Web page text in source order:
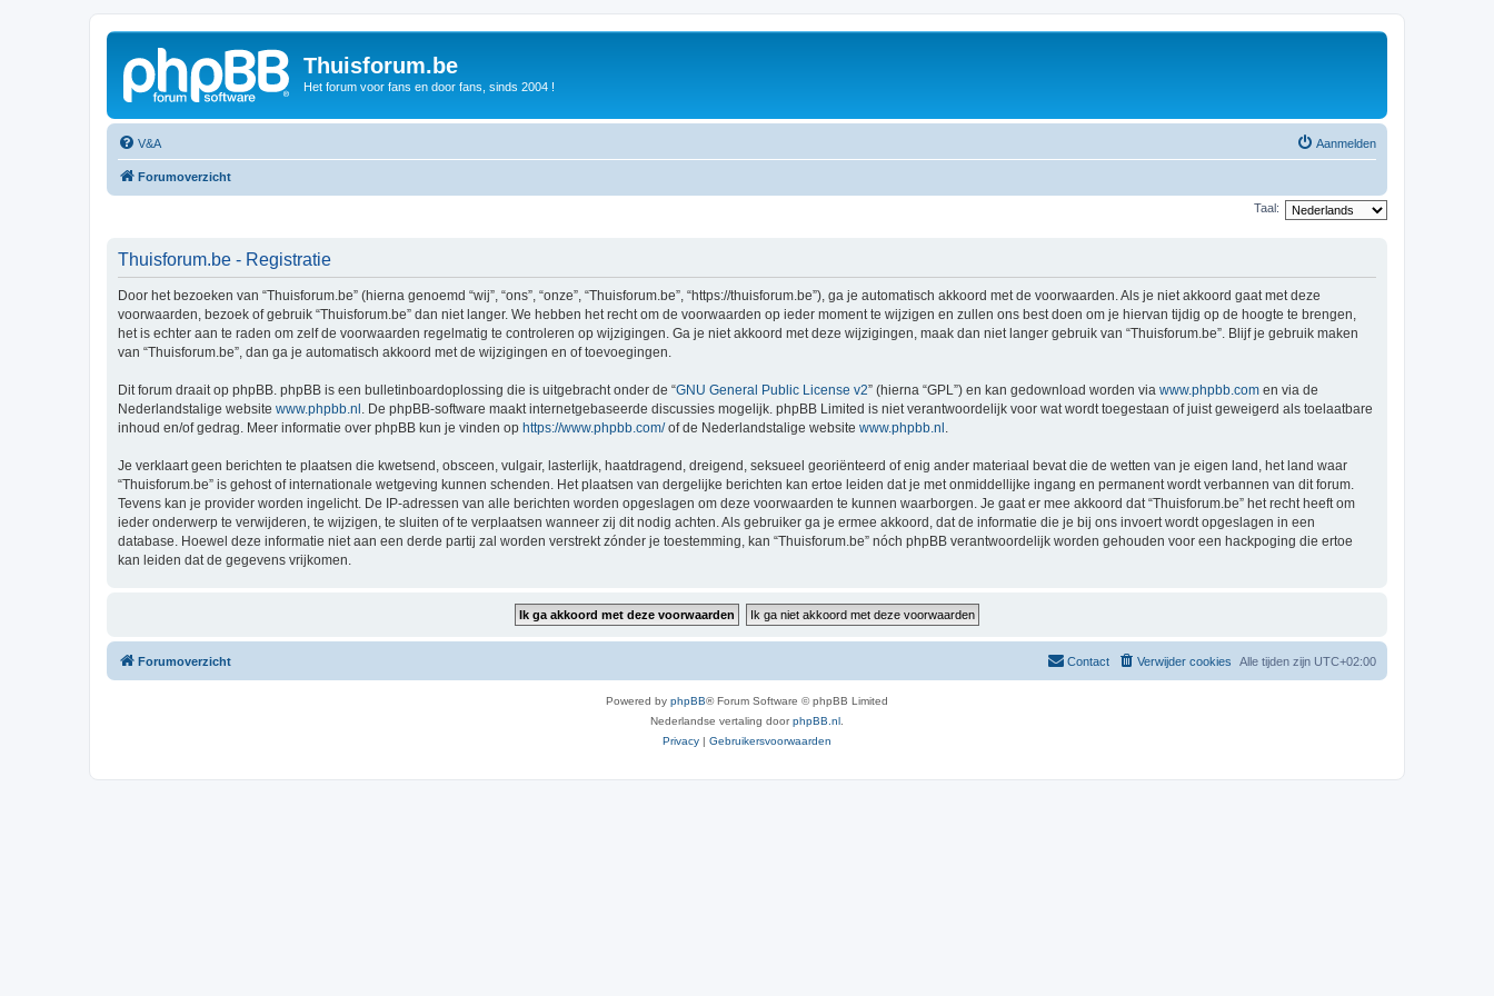
Thuisforum.be
Het forum voor fans en door fans, sinds 2004 !
V&A Aanmelden
Forumoverzicht
Taal:
Thuisforum.be - Registratie
Door het bezoeken van “Thuisforum.be” (hierna genoemd “wij”, “ons”, “onze”, “Thuisforum.be”, “https://thuisforum.be”), ga je automatisch akkoord met de voorwaarden. Als je niet akkoord gaat met deze
voorwaarden, bezoek of gebruik “Thuisforum.be” dan niet langer. We hebben het recht om de voorwaarden op ieder moment te wijzigen en zullen ons best doen om je hiervan tijdig op de hoogte te brengen,
het is echter aan te raden om zelf de voorwaarden regelmatig te controleren op wijzigingen. Ga je niet akkoord met deze wijzigingen, maak dan niet langer gebruik van “Thuisforum.be”. Blijf je gebruik maken
van “Thuisforum.be”, dan ga je automatisch akkoord met de wijzigingen en of toevoegingen.
Dit forum draait op phpBB. phpBB is een bulletinboardoplossing die is uitgebracht onder de “GNU General Public License v2” (hierna “GPL”) en kan gedownload worden via www.phpbb.com en via de
Nederlandstalige website www.phpbb.nl . De phpBB-software maakt internetgebaseerde discussies mogelijk. phpBB Limited is niet verantwoordelijk voor wat wordt toegestaan of juist geweigerd als toelaatbare
inhoud en/of gedrag. Meer informatie over phpBB kun je vinden op https://www.phpbb.com/of de Nederlandstalige website www.phpbb.nl .
Je verklaart geen berichten te plaatsen die kwetsend, obsceen, vulgair, lasterlijk, haatdragend, dreigend, seksueel georiënteerd of enig ander materiaal bevat die de wetten van je eigen land, het land waar
“Thuisforum.be” is gehost of internationale wetgeving kunnen schenden. Het plaatsen van dergelijke berichten kan ertoe leiden dat je met onmiddellijke ingang en permanent wordt verbannen van dit forum.
Tevens kan je provider worden ingelicht. De IP-adressen van alle berichten worden opgeslagen om deze voorwaarden te kunnen waarborgen. Je gaat er mee akkoord dat “Thuisforum.be” het recht heeft om
ieder onderwerp te verwijderen, te wijzigen, te sluiten of te verplaatsen wanneer zij dit nodig achten. Als gebruiker ga je ermee akkoord, dat de informatie die je bij ons invoert wordt opgeslagen in een
database. Hoewel deze informatie niet aan een derde partij zal worden verstrekt zónder je toestemming, kan “Thuisforum.be” nóch phpBB verantwoordelijk worden gehouden voor een hackpoging die ertoe
kan leiden dat de gegevens vrijkomen.
Forumoverzicht Alle tijden zijn UTC+02:00
Verwijder cookies
Contact
Powered by phpBB® Forum Software © phpBB Limited
Nederlandse vertaling doorphpBB.nl
Privacy | Gebruikersvoorwaarden